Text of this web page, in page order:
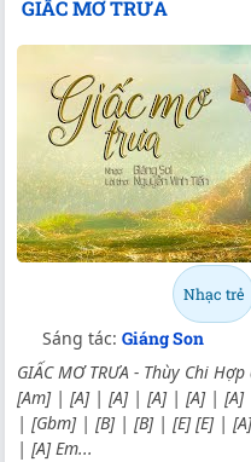
GIẤC MƠ TRƯA
Nhạc trẻ
Sáng tác: Giáng Son
GIẤC MƠ TRƯA - Thùy Chi
[Am] | [A] | [A] | [A] | [A] | [A]
| [Gbm] | [B] | [B] | [E] [E] |
| [A] Em...